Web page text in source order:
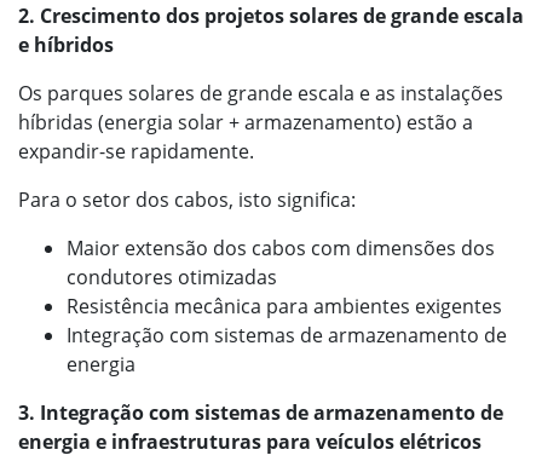
2. Crescimento dos projetos solares de grande escala
e híbridos
Os parques solares de grande escala e as instalações
híbridas (energia solar + armazenamento) estão a
expandir-se rapidamente.
Para o setor dos cabos, isto significa:
Maior extensão dos cabos com dimensões dos
condutores otimizadas
Resistência mecânica para ambientes exigentes
Integração com sistemas de armazenamento de
energia
3. Integração com sistemas de armazenamento de
energia e infraestruturas para veículos elétricos